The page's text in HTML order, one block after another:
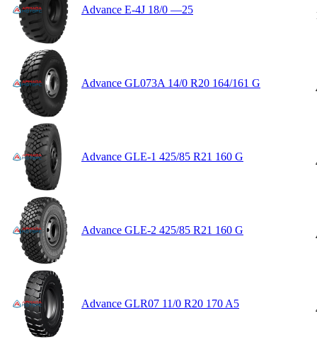
Advance E-4J 18/0 —25
Advance GL073A 14/0 R20 164/161 G
Advance GLE-1 425/85 R21 160 G
Advance GLE-2 425/85 R21 160 G
Advance GLR07 11/0 R20 170 A5